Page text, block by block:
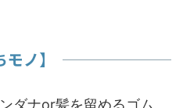
モノ】
ダナor髪を留めるゴム、